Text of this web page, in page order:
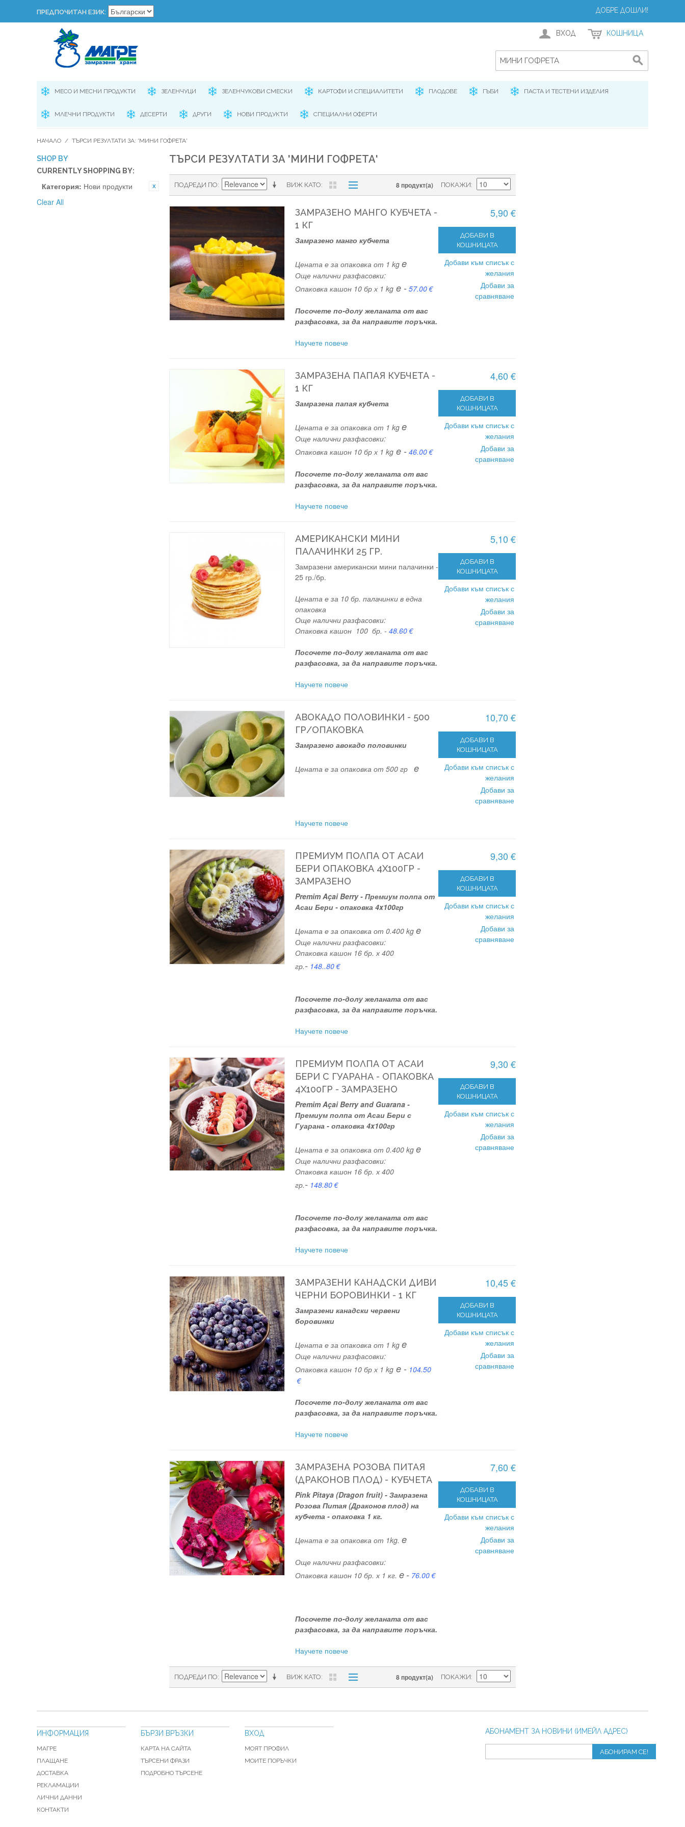
ПРЕДПОЧИТАН ЕЗИК: ДОБРЕ ДОШЛИ!
ВХОД КОШНИЦА
МЕСО И МЕСНИ ПРОДУКТИ ЗЕЛЕНЧУЦИ ЗЕЛЕНЧУКОВИ СМЕСКИ КАРТОФИ И СПЕЦИАЛИТЕТИ ПЛОДОВЕ ГЪБИ ПАСТА И ТЕСТЕНИ ИЗДЕЛИЯ
МЛЕЧНИ ПРОДУКТИ ДЕСЕРТИ ДРУГИ НОВИ ПРОДУКТИ СПЕЦИАЛНИ ОФЕРТИ
НАЧАЛО / ТЪРСИ РЕЗУЛТАТИ ЗА: 'МИНИ ГОФРЕТА'
SHOP BY
CURRENTLY SHOPPING BY:
Категория: Нови продукти
Clear All
ТЪРСИ РЕЗУЛТАТИ ЗА 'МИНИ ГОФРЕТА'
ВИЖ КАТО
ПОДРЕДИ ПО 8 продукт(а) ПОКАЖИ
ЗАМРАЗЕНО МАНГО КУБЧЕТА -
1 КГ
5,90 €
ДОБАВИ В
КОШНИЦАТА
Добави към списък с
желания
Добави за
сравняване
Замразено манго кубчета
Цената е за опаковка от 1 kg e
Още налични разфасовки:
Опаковка кашон 10 бр х 1 kge - 57.00 €
Посочете по-долу желаната от вас
разфасовка, за да направите поръчка.
Научете повече
ЗАМРАЗЕНА ПАПАЯ КУБЧЕТА -
1 КГ
4,60 €
ДОБАВИ В
КОШНИЦАТА
Добави към списък с
желания
Добави за
сравняване
Замразена папая кубчета
Цената е за опаковка от 1 kg e
Още налични разфасовки:
Опаковка кашон 10 бр х 1 kge - 46.00 €
Посочете по-долу желаната от вас
разфасовка, за да направите поръчка.
Научете повече
АМЕРИКАНСКИ МИНИ
ПАЛАЧИНКИ 25 ГР.
5,10 €
ДОБАВИ В
КОШНИЦАТА
Добави към списък с
желания
Добави за
сравняване
Замразени американски мини палачинки -
25 гр./бр.
Цената е за 10 бр. палачинки в една
опаковка
Още налични разфасовки:
Опаковка кашон 100 бр. - 48.60 €
Посочете по-долу желаната от вас
разфасовка, за да направите поръчка.
Научете повече
АВОКАДО ПОЛОВИНКИ - 500
ГР/ОПАКОВКА
10,70 €
ДОБАВИ В
КОШНИЦАТА
Добави към списък с
желания
Добави за
сравняване
Замразено авокадо половинки
Цената е за опаковка от 500 гр e
Научете повече
ПРЕМИУМ ПОЛПА ОТ АСАИ
БЕРИ ОПАКОВКА 4X100ГР -
ЗАМРАЗЕНО
9,30 €
ДОБАВИ В
КОШНИЦАТА
Добави към списък с
желания
Добави за
сравняване
Premim Açai Berry - Премиум полпа от
Асаи Бери - опаковка 4x100гр
Цената е за опаковка от 0.400 kg e
Още налични разфасовки:
Опаковка кашон 16 бр. х 400
гр.- 148..80€
Посочете по-долу желаната от вас
разфасовка, за да направите поръчка.
Научете повече
ПРЕМИУМ ПОЛПА ОТ АСАИ
БЕРИ С ГУАРАНА - ОПАКОВКА
4X100ГР - ЗАМРАЗЕНО
9,30 €
ДОБАВИ В
КОШНИЦАТА
Добави към списък с
желания
Добави за
сравняване
Premim Açai Berry and Guarana -
Премиум полпа от Асаи Бери с
Гуарана - опаковка 4x100гр
Цената е за опаковка от 0.400 kg e
Още налични разфасовки:
Опаковка кашон 16 бр. х 400
гр.- 148.80€
Посочете по-долу желаната от вас
разфасовка, за да направите поръчка.
Научете повече
ЗАМРАЗЕНИ КАНАДСКИ ДИВИ
ЧЕРНИ БОРОВИНКИ - 1 КГ
10,45 €
ДОБАВИ В
КОШНИЦАТА
Добави към списък с
желания
Добави за
сравняване
Замразени канадски червени
боровинки
Цената е за опаковка от 1 kg e
Още налични разфасовки:
Опаковка кашон 10 бр х 1 kge - 104.50
€
Посочете по-долу желаната от вас
разфасовка, за да направите поръчка.
Научете повече
ЗАМРАЗЕНА РОЗОВА ПИТАЯ
(ДРАКОНОВ ПЛОД) - КУБЧЕТА
7,60 €
ДОБАВИ В
КОШНИЦАТА
Добави към списък с
желания
Добави за
сравняване
Pink Pitaya (Dragon fruit) - Замразена
Розова Питая (Драконов плод) на
кубчета - опаковка 1 кг.
Цената е за опаковка от 1kg. e
Още налични разфасовки:
Опаковка кашон 10 бр. х 1 кг. e - 76.00 €
Посочете по-долу желаната от вас
разфасовка, за да направите поръчка.
Научете повече
ВИЖ КАТО
ПОДРЕДИ ПО 8 продукт(а) ПОКАЖИ
АБОНАМЕНТ ЗА НОВИНИ (ИМЕЙЛ АДРЕС)
АБОНИРАМ СЕ!
ИНФОРМАЦИЯ
МАГРЕ
ПЛАЩАНЕ
ДОСТАВКА
РЕКЛАМАЦИИ
ЛИЧНИ ДАННИ
КОНТАКТИ
БЪРЗИ ВРЪЗКИ
КАРТА НА САЙТА
ТЪРСЕНИ ФРАЗИ
ПОДРОБНО ТЪРСЕНЕ
ВХОД
МОЯТ ПРОФИЛ
МОИТЕ ПОРЪЧКИ